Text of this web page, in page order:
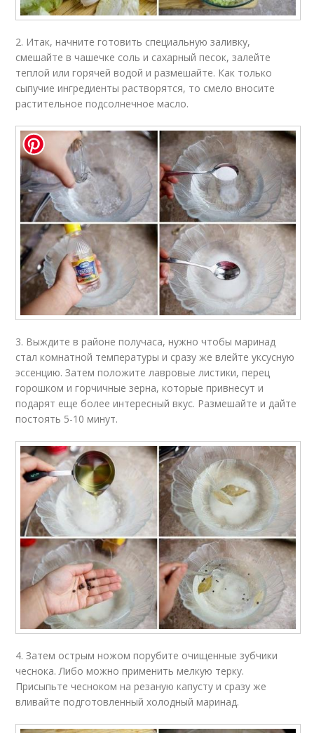
2. Итак, начните готовить специальную заливку,
смешайте в чашечке соль и сахарный песок, залейте
теплой или горячей водой и размешайте. Как только
сыпучие ингредиенты растворятся, то смело вносите
растительное подсолнечное масло.
3. Выждите в районе получаса, нужно чтобы маринад
стал комнатной температуры и сразу же влейте уксусную
эссенцию. Затем положите лавровые листики, перец
горошком и горчичные зерна, которые привнесут и
подарят еще более интересный вкус. Размешайте и дайте
постоять 5-10 минут.
4. Затем острым ножом порубите очищенные зубчики
чеснока. Либо можно применить мелкую терку.
Присыпьте чесноком на резаную капусту и сразу же
вливайте подготовленный холодный маринад.